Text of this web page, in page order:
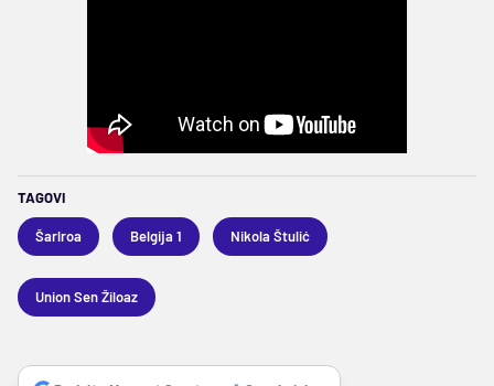
TAGOVI
Šarlroa Belgija 1 Nikola Štulić
Union Sen Žiloaz